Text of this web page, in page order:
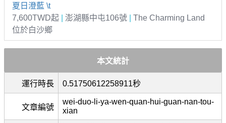
夏日澄藍 \t
7,600TWD起
澎湖縣中屯106號
The Charming Land
位於白沙鄉
本文統計
運行時長 0.51750612258911秒
文章編號
wei-duo-li-ya-wen-quan-hui-guan-nan-tou-
xian